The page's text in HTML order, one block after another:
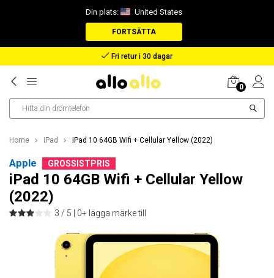
Din plats: United States
FORTSÄTTA
Ersättning vid förlorat paket
0
Home iPad iPad 10 64GB Wifi + Cellular Yellow (2022)
Apple GROSSISTPRIS
iPad 10 64GB Wifi + Cellular Yellow
(2022)
3 / 5 | 0+ lägga märke till